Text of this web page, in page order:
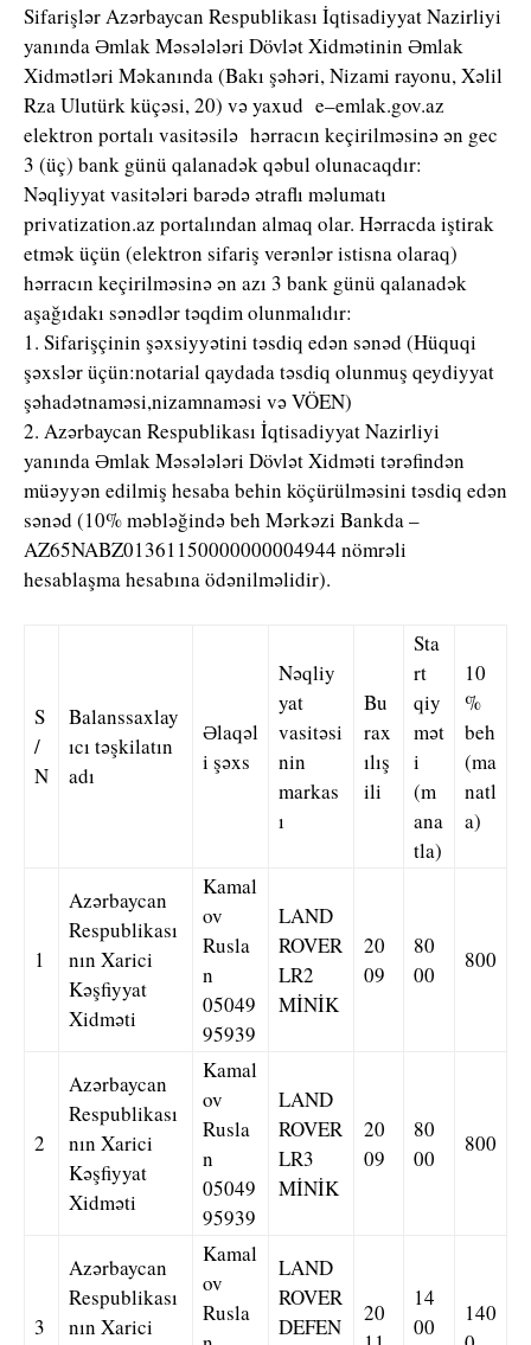
Sifarişlər Azərbaycan Respublikası İqtisadiyyat Nazirliyi
yanında Əmlak Məsələləri Dövlət Xidmətinin Əmlak
Xidmətləri Məkanında (Bakı şəhəri, Nizami rayonu, Xəlil
Rza Ulutürk küçəsi, 20) və yaxud e–emlak.gov.az
elektron portalı vasitəsilə hərracın keçirilməsinə ən gec
3 (üç) bank günü qalanadək qəbul olunacaqdır:
Nəqliyyat vasitələri barədə ətraflı məlumatı
privatization.az portalından almaq olar. Hərracda iştirak
etmək üçün (elektron sifariş verənlər istisna olaraq)
hərracın keçirilməsinə ən azı 3 bank günü qalanadək
aşağıdakı sənədlər təqdim olunmalıdır:
1. Sifarişçinin şəxsiyyətini təsdiq edən sənəd (Hüquqi
şəxslər üçün:notarial qaydada təsdiq olunmuş qeydiyyat
şəhadətnaməsi,nizamnaməsi və VÖEN)
2. Azərbaycan Respublikası İqtisadiyyat Nazirliyi
yanında Əmlak Məsələləri Dövlət Xidməti tərəfindən
müəyyən edilmiş hesaba behin köçürülməsini təsdiq edən
sənəd (10% məbləğində beh Mərkəzi Bankda –
AZ65NABZ01361150000000004944 nömrəli
hesablaşma hesabına ödənilməlidir).
S
/
N
Balanssaxlay
ıcı təşkilatın
adı
Əlaqəl
i şəxs
Nəqliy
yat
vasitəsi
nin
markas
ı
Bu
rax
ılış
ili
Sta
rt
qiy
mət
i
(m
ana
tla)
10
%
beh
(ma
natl
a)
1
Azərbaycan
Respublikası
nın Xarici
Kəşfiyyat
Xidməti
Kamal
ov
Rusla
n
05049
95939
LAND
ROVER
LR2
MİNİK
20
09
80
00
800
2
Azərbaycan
Respublikası
nın Xarici
Kəşfiyyat
Xidməti
Kamal
ov
Rusla
n
05049
95939
LAND
ROVER
LR3
MİNİK
20
09
80
00
800
3
Azərbaycan
Respublikası
nın Xarici
Kamal
ov
Rusla
LAND
ROVER
DEFEN
20
14
00
140